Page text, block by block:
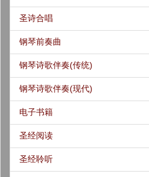
圣诗合唱
钢琴前奏曲
钢琴诗歌伴奏(传统)
钢琴诗歌伴奏(现代)
电子书籍
圣经阅读
圣经聆听